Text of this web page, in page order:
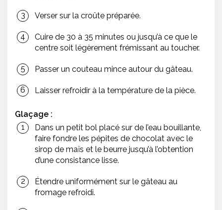
Verser sur la croûte préparée.
Cuire de 30 à 35 minutes ou jusqu’à ce que le
centre soit légèrement frémissant au toucher.
Passer un couteau mince autour du gâteau.
Laisser refroidir à la température de la pièce.
Glaçage :
Dans un petit bol placé sur de l’eau bouillante,
faire fondre les pépites de chocolat avec le
sirop de maïs et le beurre jusqu’à l’obtention
d’une consistance lisse.
Étendre uniformément sur le gâteau au
fromage refroidi.